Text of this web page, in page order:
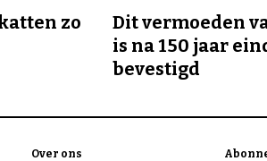
zo
Dit vermoeden
is na 150 jaar
bevestigd
Over ons